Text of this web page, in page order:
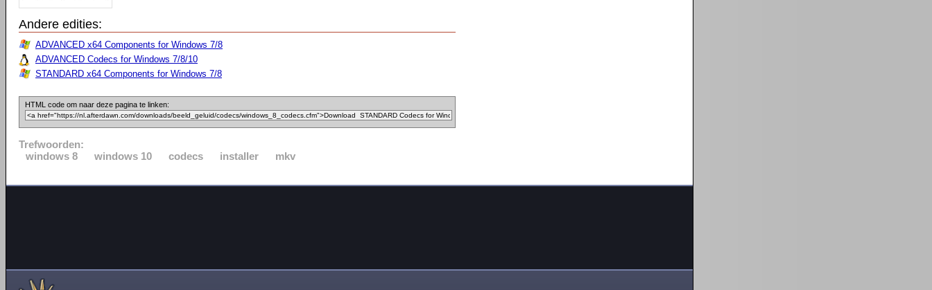
Andere edities:
ADVANCED x64 Components for Windows 7/8
ADVANCED Codecs for Windows 7/8/10
STANDARD x64 Components for Windows 7/8
HTML code om naar deze pagina te linken:
Trefwoorden:
windows 8
windows 10 codecs installer mkv